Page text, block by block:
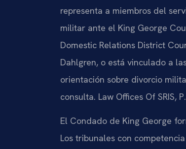
representa a miembros del
militar ante el King George
Domestic Relations District
Dahlgren, o está vinculado a
orientación sobre divorcio
consulta. Law Offices Of SRIS,
El Condado de King George
Los tribunales con